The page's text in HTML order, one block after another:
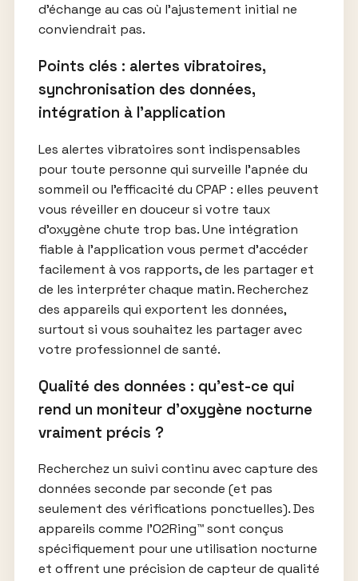
d’échange au cas où l’ajustement initial ne
conviendrait pas.
Points clés : alertes vibratoires,
synchronisation des données,
intégration à l’application
Les alertes vibratoires sont indispensables
pour toute personne qui surveille l’apnée du
sommeil ou l’efficacité du CPAP : elles peuvent
vous réveiller en douceur si votre taux
d’oxygène chute trop bas. Une intégration
fiable à l’application vous permet d’accéder
facilement à vos rapports, de les partager et
de les interpréter chaque matin. Recherchez
des appareils qui exportent les données,
surtout si vous souhaitez les partager avec
votre professionnel de santé.
Qualité des données : qu’est-ce qui
rend un moniteur d’oxygène nocturne
vraiment précis ?
Recherchez un suivi continu avec capture des
données seconde par seconde (et pas
seulement des vérifications ponctuelles). Des
appareils comme l’O2Ring™ sont conçus
spécifiquement pour une utilisation nocturne
et offrent une précision de capteur de qualité